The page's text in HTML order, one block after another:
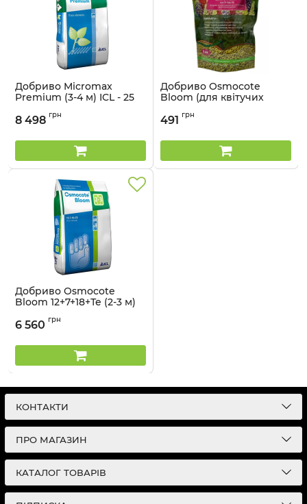
Добриво Micromax
Premium (3-4 м) ICL - 25
Артикул: 33015014
8 498 грн
Добриво Osmocote
Bloom (для квітучих
Артикул:
491 грн
Добриво Osmocote
Bloom 12+7+18+Те (2-3 м)
Артикул: 33015018
6 560 грн
КОНТАКТИ
ПРО МАГАЗИН
КАТАЛОГ ТОВАРІВ